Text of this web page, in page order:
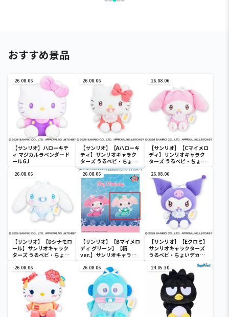
おすすめ景品
26.08.06
【サンリオ】ハローキテ
ィ マジカルラベンダード
ールGJ
26.08.06
【サンリオ】【Aハローキ
ティ】サンリオキャラク
ターズ うるベビ・ちょい
デカドール
26.08.06
【サンリオ】【Cマイメロ
ディ】サンリオキャラク
ターズ うるベビ・ちょい
26.08.06
【サンリオ】【Dシナモロ
ール】サンリオキャラク
ターズ うるベビ・ちょい
26.08.06
【サンリオ】【Bマイメロ
ディ グリーン】【箱
ver.】サンリオキャラク
SOFVIMATES～マイメロ
ディ マーメイドver. ～
26.08.06
【サンリオ】【Eクロミ】
サンリオキャラクターズ
うるベビ・ちょいデカド
26.08.06 26.08.06 24.05.30